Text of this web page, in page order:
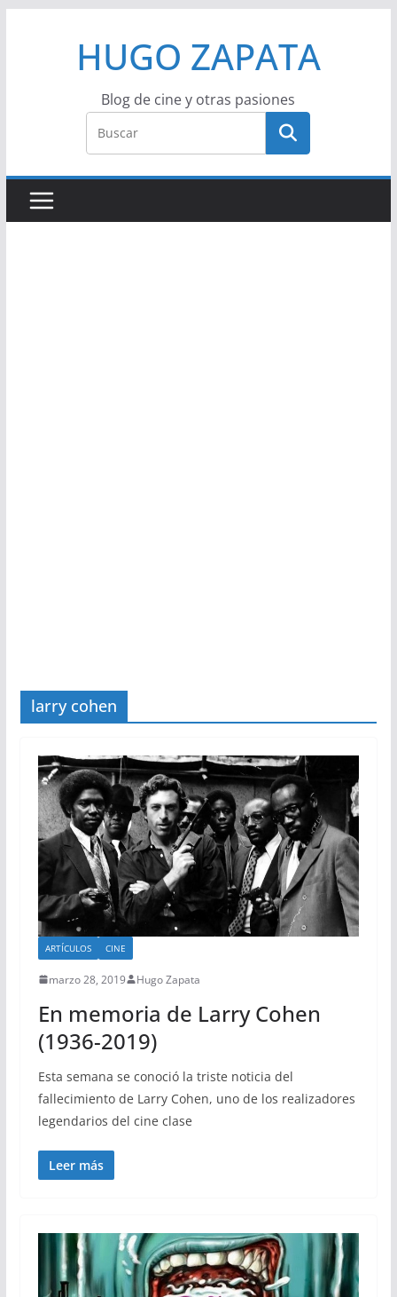
HUGO ZAPATA
Blog de cine y otras pasiones
larry cohen
ARTÍCULOS CINE
marzo 28, 2019 Hugo Zapata
En memoria de Larry Cohen
(1936-2019)
Esta semana se conoció la triste noticia del
fallecimiento de Larry Cohen, uno de los realizadores
legendarios del cine clase
Leer más